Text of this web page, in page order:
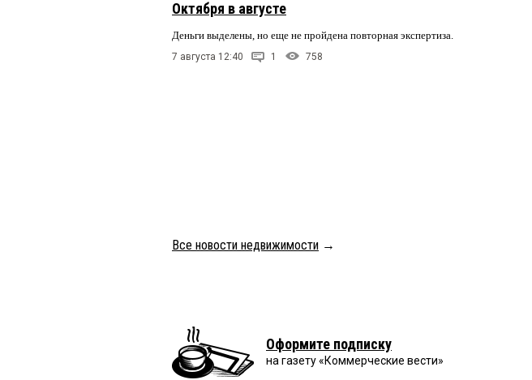
Октября в августе
Деньги выделены, но еще не пройдена повторная экспертиза.
7 августа 12:40 1 758
Все новости недвижимости →
Оформите подписку
на газету «Коммерческие вести»